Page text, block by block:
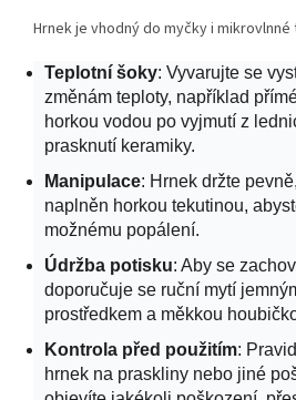
Hrnek je vhodný do myčky i mikrovlnné
Teplotní šoky: Vyvarujte se
změnám teploty, například
horkou vodou po vyjmutí z
prasknutí keramiky.
Manipulace: Hrnek držte
naplněn horkou tekutinou,
možnému popálení.
Údržba potisku: Aby se
doporučuje se ruční mytí
prostředkem a měkkou
Kontrola před použitím:
hrnek na praskliny nebo jiné